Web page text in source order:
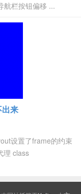
航栏按钮偏移 ...
出来
设置了frame的约束
理 class